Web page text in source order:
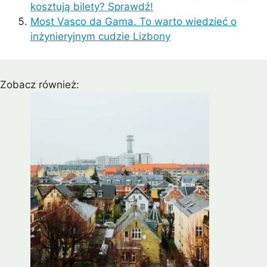
kosztują bilety? Sprawdź!
Most Vasco da Gama. To warto wiedzieć o
inżynieryjnym cudzie Lizbony
Zobacz również: